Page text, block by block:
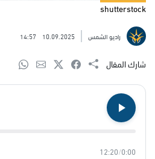
shutterstock
راديو الشمس 10.09.2025
14:57
شارك المقال
0:00
/
12:20